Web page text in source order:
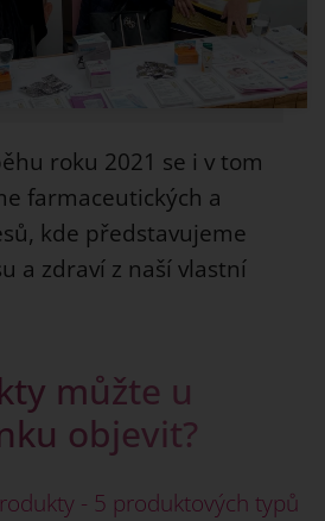
roku 2021 se i v tom
farmaceutických a
kde představujeme
a zdraví z naší vlastní
můžte u
objevit?
- 5 produktových typů